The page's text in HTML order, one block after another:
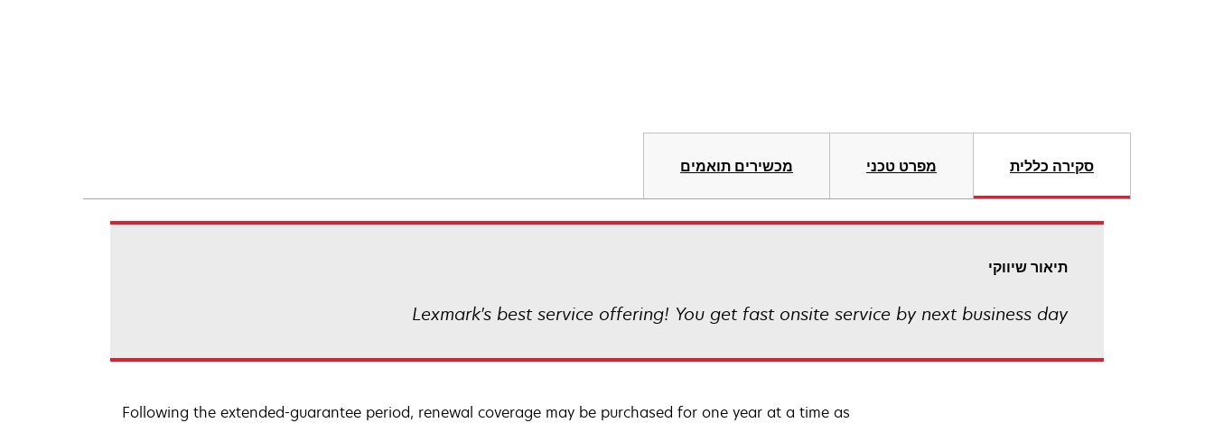
סקירה כללית מפרט טכני מכשירים תואמים
תיאור שיווקי
Lexmark's best service offering! You get fast onsite service by next business day
Following the extended-guarantee period, renewal coverage may be purchased for one year at a time as